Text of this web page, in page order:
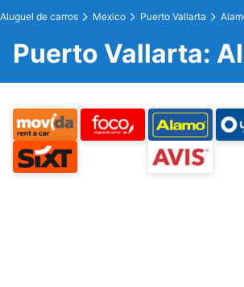
Aluguel de carros Mexico Puerto Vallarta
Puerto Vallarta: